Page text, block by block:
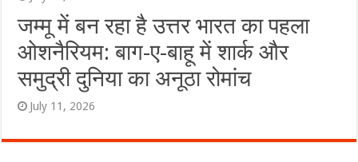
जम्मू में बन रहा है उत्तर भारत का पहला
ओशनैरियम: बाग-ए-बाहू में शार्क और
समुद्री दुनिया का अनूठा रोमांच
July 11, 2026